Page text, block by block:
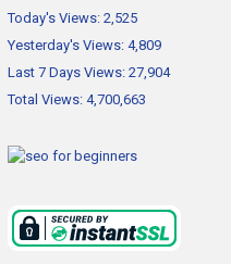
Today's Views: 2,525
Yesterday's Views: 4,809
Last 7 Days Views: 27,904
Total Views: 4,700,663